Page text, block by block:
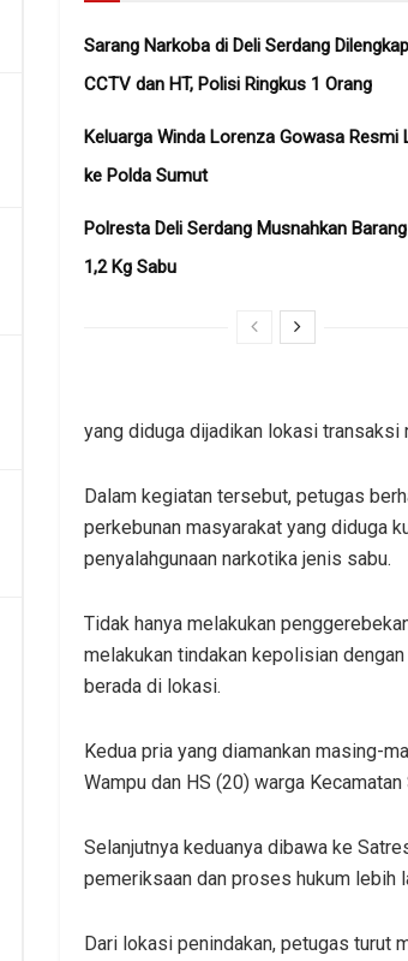
Sarang Narkoba di Deli Serdang
CCTV dan HT, Polisi Ringkus 1 Orang
Keluarga Winda Lorenza Gowasa Resmi
ke Polda Sumut
Polresta Deli Serdang Musnahkan
1,2 Kg Sabu
yang diduga dijadikan lokasi transaksi
Dalam kegiatan tersebut, petugas
perkebunan masyarakat yang diduga
penyalahgunaan narkotika jenis sabu.
Tidak hanya melakukan
melakukan tindakan kepolisian
berada di lokasi.
Kedua pria yang diamankan masing-
Wampu dan HS (20) warga Kecamatan
Selanjutnya keduanya dibawa ke
pemeriksaan dan proses hukum lebih
Dari lokasi penindakan, petugas turut